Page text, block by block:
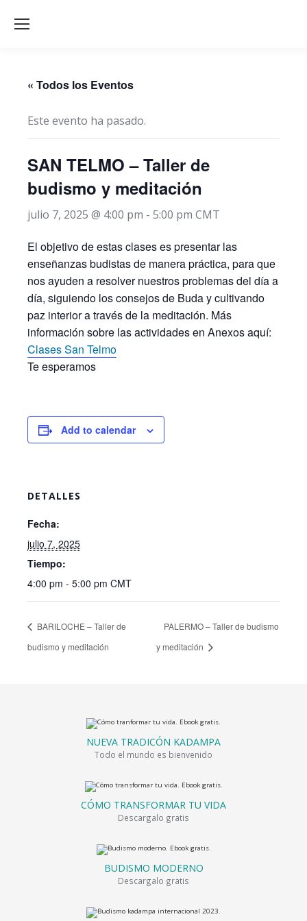
« Todos los Eventos
Este evento ha pasado.
SAN TELMO – Taller de
budismo y meditación
julio 7, 2025 @ 4:00 pm - 5:00 pm CMT
El objetivo de estas clases es presentar las
enseñanzas budistas de manera práctica, para que
nos ayuden a resolver nuestros problemas del día a
día, siguiendo los consejos de Buda y cultivando
paz interior a través de la meditación. Más
información sobre las actividades en Anexos aquí:
Clases San Telmo
Te esperamos
Add to calendar
DETALLES
Fecha:
julio 7, 2025
Tiempo:
4:00 pm - 5:00 pm CMT
BARILOCHE – Taller de
budismo y meditación
PALERMO – Taller de budismo
y meditación
NUEVA TRADICÓN KADAMPA
Todo el mundo es bienvenido
CÓMO TRANSFORMAR TU VIDA
Descargalo gratis
BUDISMO MODERNO
Descargalo gratis